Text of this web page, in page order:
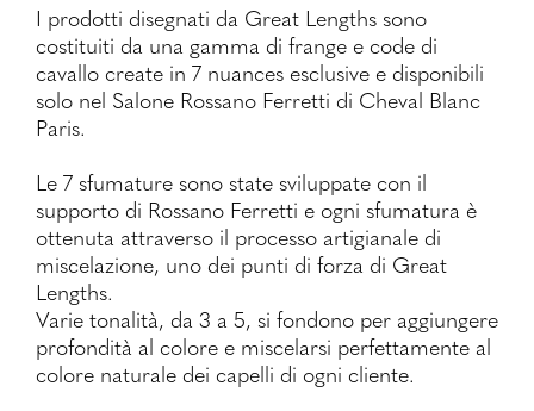
I prodotti disegnati da Great Lengths sono
costituiti da una gamma di frange e code di
cavallo create in 7 nuances esclusive e disponibili
solo nel Salone Rossano Ferretti di Cheval Blanc
Paris.
Le 7 sfumature sono state sviluppate con il
supporto di Rossano Ferretti e ogni sfumatura è
ottenuta attraverso il processo artigianale di
miscelazione, uno dei punti di forza di Great
Lengths.
Varie tonalità, da 3 a 5, si fondono per aggiungere
profondità al colore e miscelarsi perfettamente al
colore naturale dei capelli di ogni cliente.